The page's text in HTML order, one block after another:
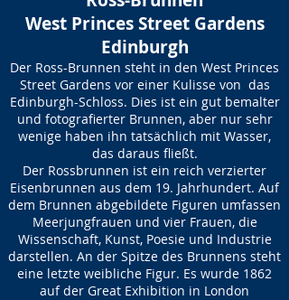
West Princes Street Gardens
Edinburgh
Der Ross-Brunnen steht in den West Princes
Street Gardens vor einer Kulisse von das
Edinburgh-Schloss. Dies ist ein gut bemalter
und fotografierter Brunnen, aber nur sehr
wenige haben ihn tatsächlich mit Wasser,
das daraus fließt.
Der Rossbrunnen ist ein reich verzierter
Eisenbrunnen aus dem 19. Jahrhundert. Auf
dem Brunnen abgebildete Figuren umfassen
Meerjungfrauen und vier Frauen, die
Wissenschaft, Kunst, Poesie und Industrie
darstellen. An der Spitze des Brunnens steht
eine letzte weibliche Figur. Es wurde 1862
auf der Great Exhibition in London